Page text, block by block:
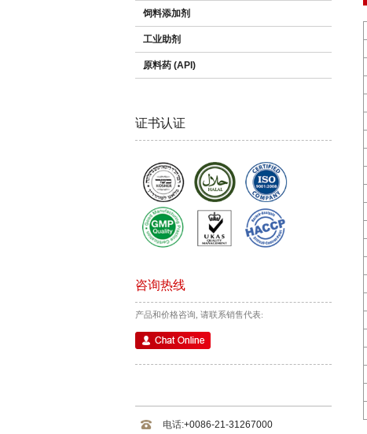
饲料添加剂
工业助剂
原料药 (API)
证书认证
咨询热线
产品和价格咨询, 请联系销售代表:
电话:+0086-21-31267000